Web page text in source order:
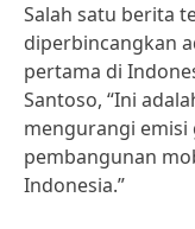
Salah satu berita
diperbincangkan
pertama di
Santoso, “Ini
mengurangi emisi
pembangunan
Indonesia.”